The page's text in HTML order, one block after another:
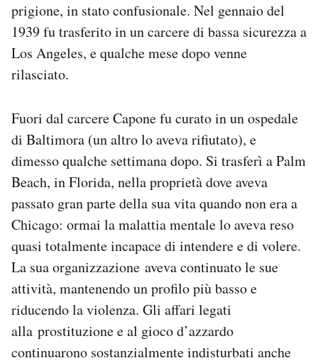
prigione, in stato confusionale. Nel gennaio del
1939 fu trasferito in un carcere di bassa sicurezza a
Los Angeles, e qualche mese dopo venne
rilasciato.
Fuori dal carcere Capone fu curato in un ospedale
di Baltimora (un altro lo aveva rifiutato), e
dimesso qualche settimana dopo. Si trasferì a Palm
Beach, in Florida, nella proprietà dove aveva
passato gran parte della sua vita quando non era a
Chicago: ormai la malattia mentale lo aveva reso
quasi totalmente incapace di intendere e di volere.
La sua organizzazione aveva continuato le sue
attività, mantenendo un profilo più basso e
riducendo la violenza. Gli affari legati
alla prostituzione e al gioco d’azzardo
continuarono sostanzialmente indisturbati anche